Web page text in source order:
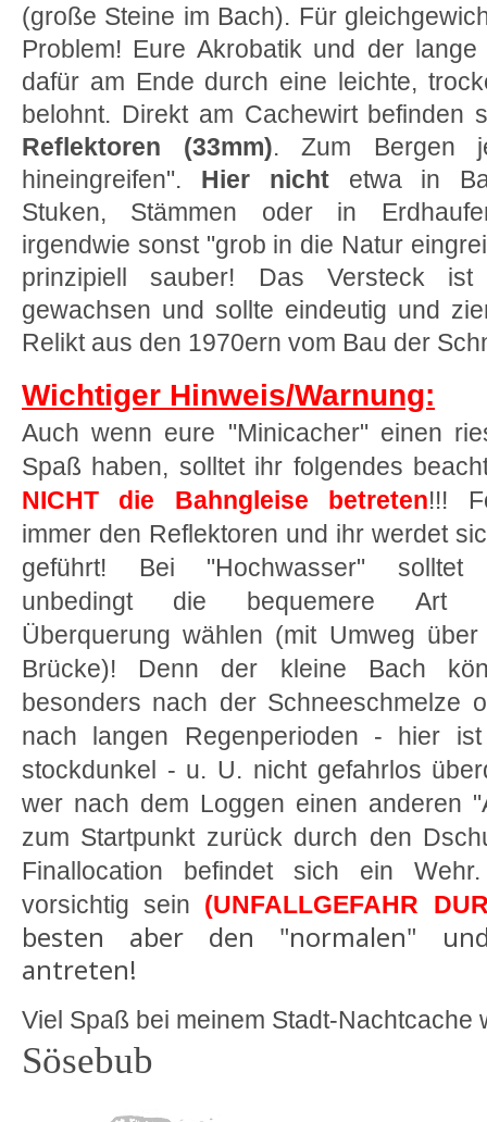
(große Steine im Bach). Für
Problem! Eure Akrobatik und der
dafür am Ende durch eine leichte,
belohnt. Direkt am Cachewirt befinden
Reflektoren (33mm). Zum Bergen
hineingreifen". Hier nichtetwa in
Stuken, Stämmen oder in
irgendwie sonst "grob in die Natur
prinzipiell sauber! Das Versteck
gewachsen und sollte eindeutig und
Relikt aus den 1970ern vom Bau der
Wichtiger Hinweis/Warnung:
Auch wenn eure "Minicacher" einen
Spaß haben, solltet ihr folgendes
NICHT die Bahngleise betreten!!!
immer den Reflektoren und ihr werdet
geführt! Bei "Hochwasser" solltet
unbedingt die bequemere Art
Überquerung wählen (mit Umweg über
Brücke)! Denn der kleine Bach
besonders nach der Schneeschmelze
nach langen Regenperioden - hier
stockdunkel - u. U. nicht gefahrlos
wer nach dem Loggen einen anderen
zum Startpunkt zurück durch den
Finallocation befindet sich ein
vorsichtig sein (UNFALLGEFAHR
besten aber den "normalen"
antreten!
Viel Spaß bei meinem Stadt-Nachtcache
Sösebub